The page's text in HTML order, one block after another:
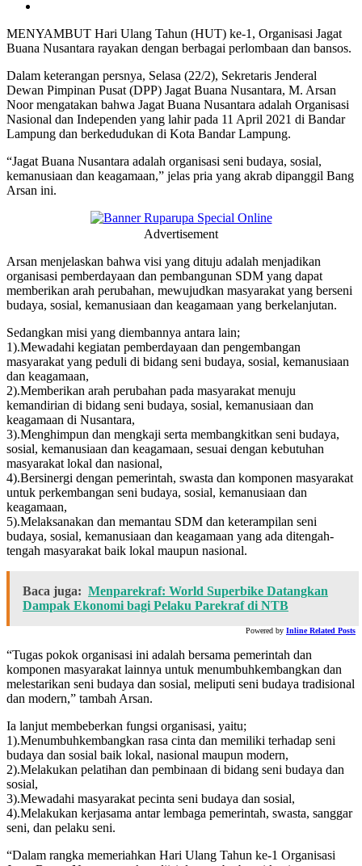
MENYAMBUT Hari Ulang Tahun (HUT) ke-1, Organisasi Jagat
Buana Nusantara rayakan dengan berbagai perlombaan dan bansos.
Dalam keterangan persnya, Selasa (22/2), Sekretaris Jenderal
Dewan Pimpinan Pusat (DPP) Jagat Buana Nusantara, M. Arsan
Noor mengatakan bahwa Jagat Buana Nusantara adalah Organisasi
Nasional dan Independen yang lahir pada 11 April 2021 di Bandar
Lampung dan berkedudukan di Kota Bandar Lampung.
“Jagat Buana Nusantara adalah organisasi seni budaya, sosial,
kemanusiaan dan keagamaan,” jelas pria yang akrab dipanggil Bang
Arsan ini.
Advertisement
Arsan menjelaskan bahwa visi yang dituju adalah menjadikan
organisasi pemberdayaan dan pembangunan SDM yang dapat
memberikan arah perubahan, mewujudkan masyarakat yang berseni
budaya, sosial, kemanusiaan dan keagamaan yang berkelanjutan.
Sedangkan misi yang diembannya antara lain;
1).Mewadahi kegiatan pemberdayaan dan pengembangan
masyarakat yang peduli di bidang seni budaya, sosial, kemanusiaan
dan keagamaan,
2).Memberikan arah perubahan pada masyarakat menuju
kemandirian di bidang seni budaya, sosial, kemanusiaan dan
keagamaan di Nusantara,
3).Menghimpun dan mengkaji serta membangkitkan seni budaya,
sosial, kemanusiaan dan keagamaan, sesuai dengan kebutuhan
masyarakat lokal dan nasional,
4).Bersinergi dengan pemerintah, swasta dan komponen masyarakat
untuk perkembangan seni budaya, sosial, kemanusiaan dan
keagamaan,
5).Melaksanakan dan memantau SDM dan keterampilan seni
budaya, sosial, kemanusiaan dan keagamaan yang ada ditengah-
tengah masyarakat baik lokal maupun nasional.
Baca juga: Menparekraf: World Superbike Datangkan
Dampak Ekonomi bagi Pelaku Parekraf di NTB
Powered by Inline Related Posts
“Tugas pokok organisasi ini adalah bersama pemerintah dan
komponen masyarakat lainnya untuk menumbuhkembangkan dan
melestarikan seni budaya dan sosial, meliputi seni budaya tradisional
dan modern,” tambah Arsan.
Ia lanjut membeberkan fungsi organisasi, yaitu;
1).Menumbuhkembangkan rasa cinta dan memiliki terhadap seni
budaya dan sosial baik lokal, nasional maupun modern,
2).Melakukan pelatihan dan pembinaan di bidang seni budaya dan
sosial,
3).Mewadahi masyarakat pecinta seni budaya dan sosial,
4).Melakukan kerjasama antar lembaga pemerintah, swasta, sanggar
seni, dan pelaku seni.
“Dalam rangka memeriahkan Hari Ulang Tahun ke-1 Organisasi